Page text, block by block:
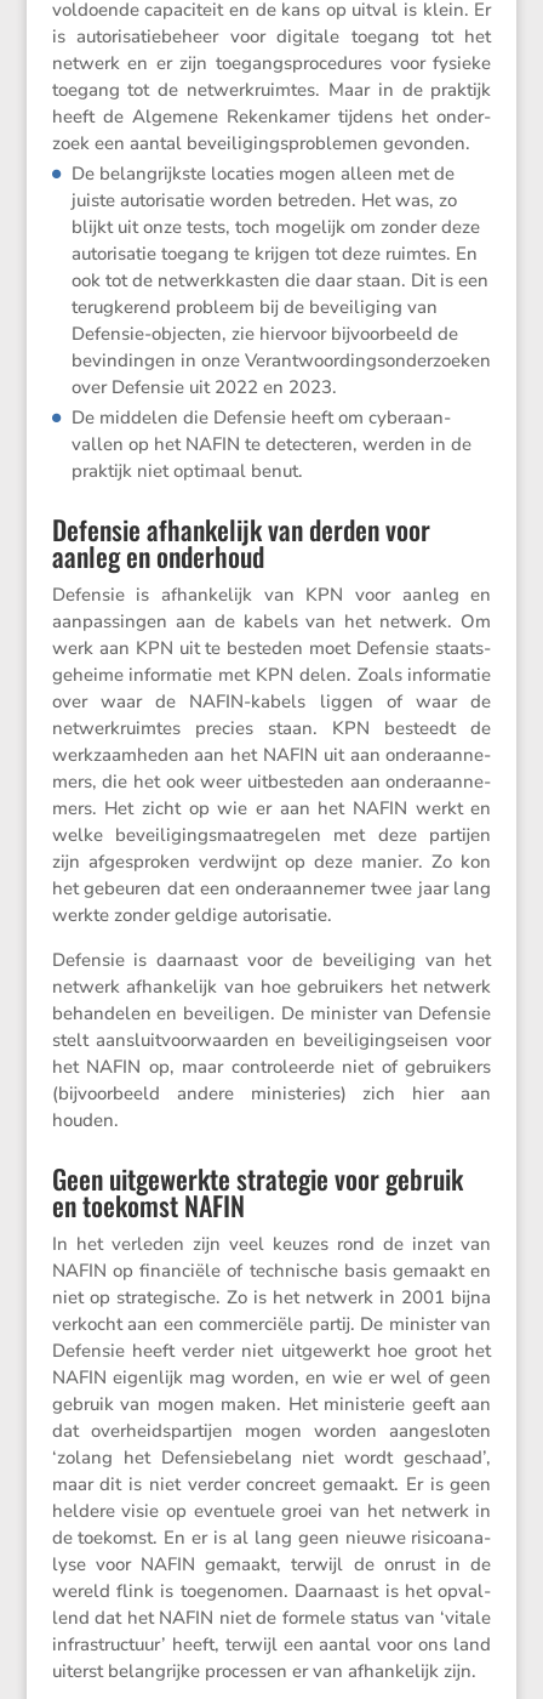
voldoende capaci­teit en de kans op uitval is klein. Er
is autori­sa­tie­be­heer voor digitale toegang tot het
netwerk en er zijn toegangs­pro­ce­dures voor fysieke
toegang tot de netwerk­ruimtes. Maar in de praktijk
heeft de Algemene Reken­kamer tijdens het onder­
zoek een aantal bevei­li­gings­pro­blemen gevonden.
De belang­rijkste locaties mogen alleen met de
juiste autori­satie worden betreden. Het was, zo
blijkt uit onze tests, toch mogelijk om zonder deze
autori­satie toegang te krijgen tot deze ruimtes. En
ook tot de netwerk­kasten die daar staan. Dit is een
terug­ke­rend probleem bij de bevei­li­ging van
Defensie-objecten, zie hiervoor bijvoor­beeld de
bevin­dingen in onze Verant­woor­dings­on­der­zoeken
over Defensie uit 2022 en 2023.
De middelen die Defensie heeft om cyber­aan­
vallen op het NAFIN te detec­teren, werden in de
praktijk niet optimaal benut.
Defensie afhankelijk van derden voor
aanleg en onderhoud
Defensie is afhan­ke­lijk van KPN voor aanleg en
aanpas­singen aan de kabels van het netwerk. Om
werk aan KPN uit te besteden moet Defensie staats­
ge­heime infor­matie met KPN delen. Zoals infor­matie
over waar de NAFIN-kabels liggen of waar de
netwerk­ruimtes precies staan. KPN besteedt de
werkzaam­heden aan het NAFIN uit aan onder­aan­ne­
mers, die het ook weer uitbe­steden aan onder­aan­ne­
mers. Het zicht op wie er aan het NAFIN werkt en
welke bevei­li­gings­maat­re­gelen met deze partijen
zijn afgesproken verdwijnt op deze manier. Zo kon
het gebeuren dat een onder­aan­nemer twee jaar lang
werkte zonder geldige autorisatie.
Defensie is daarnaast voor de bevei­li­ging van het
netwerk afhan­ke­lijk van hoe gebrui­kers het netwerk
behan­delen en bevei­ligen. De minister van Defensie
stelt aansluit­voor­waarden en bevei­li­gings­eisen voor
het NAFIN op, maar contro­leerde niet of gebrui­kers
(bijvoor­beeld andere minis­te­ries) zich hier aan
houden.
Geen uitgewerkte strategie voor gebruik
en toekomst NAFIN
In het verleden zijn veel keuzes rond de inzet van
NAFIN op finan­ciële of techni­sche basis gemaakt en
niet op strate­gi­sche. Zo is het netwerk in 2001 bijna
verkocht aan een commer­ciële partij. De minister van
Defensie heeft verder niet uitge­werkt hoe groot het
NAFIN eigen­lijk mag worden, en wie er wel of geen
gebruik van mogen maken. Het minis­terie geeft aan
dat overheids­par­tijen mogen worden aange­sloten
‘zolang het Defen­sie­be­lang niet wordt geschaad’,
maar dit is niet verder concreet gemaakt. Er is geen
heldere visie op eventuele groei van het netwerk in
de toekomst. En er is al lang geen nieuwe risico­ana­
lyse voor NAFIN gemaakt, terwijl de onrust in de
wereld flink is toege­nomen. Daarnaast is het opval­
lend dat het NAFIN niet de formele status van ‘vitale
infra­struc­tuur’ heeft, terwijl een aantal voor ons land
uiterst belang­rijke processen er van afhan­ke­lijk zijn.